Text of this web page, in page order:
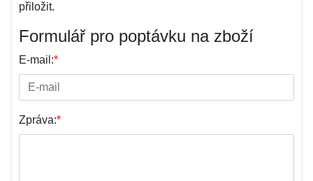
přiložit.
Formulář pro poptávku na zboží
E-mail:*
Zpráva:*